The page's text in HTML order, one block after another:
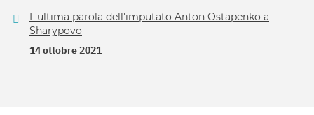
L'ultima parola dell'imputato Anton Ostapenko a
Sharypovo
14 ottobre 2021